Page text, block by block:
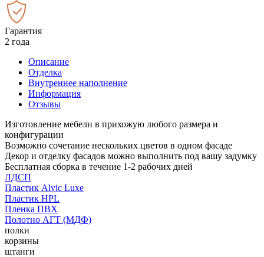
Гарантия
2 года
Описание
Отделка
Внутреннее наполнение
Информация
Отзывы
Изготовление мебели в прихожую любого размера и
конфигурации
Возможно сочетание нескольких цветов в одном фасаде
Декор и отделку фасадов можно выполнить под вашу задумку
Бесплатная сборка в течение 1-2 рабочих дней
ЛДСП
Пластик Alvic Luxe
Пластик HPL
Пленка ПВХ
Полотно АГТ (МДФ)
полки
корзины
штанги